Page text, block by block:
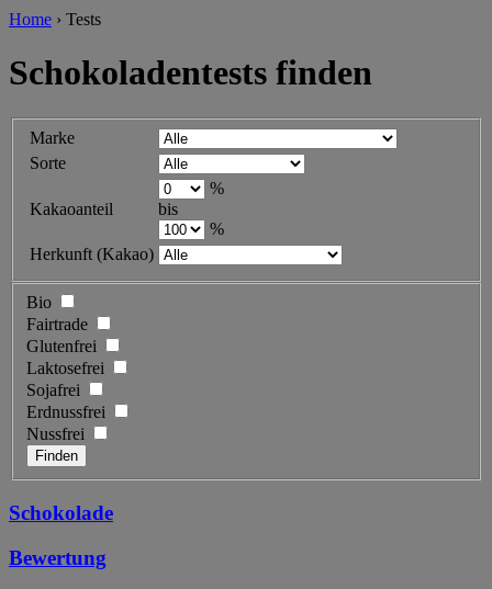
Home › Tests
Schokoladentests finden
Marke
Sorte
Kakaoanteil
%
bis
%
Herkunft (Kakao)
Bio
Fairtrade
Glutenfrei
Laktosefrei
Sojafrei
Erdnussfrei
Nussfrei
Schokolade
Bewertung